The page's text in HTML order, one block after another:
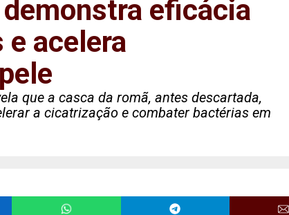
eficácia
acelera
que a casca da romã, antes descartada,
a cicatrização e combater bactérias em